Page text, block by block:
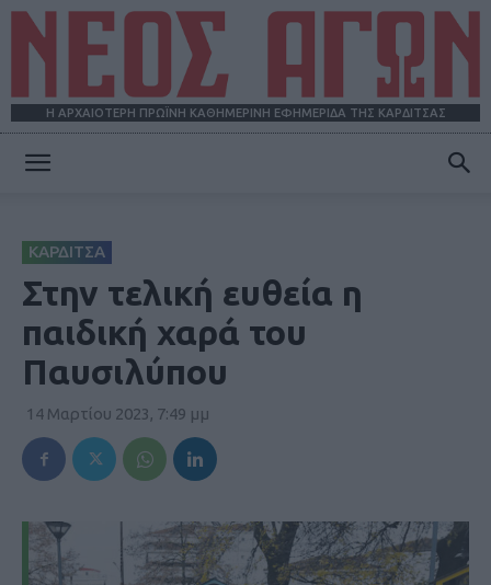
Η ΑΡΧΑΙΟΤΕΡΗ ΠΡΩΪΝΗ ΚΑΘΗΜΕΡΙΝΗ ΕΦΗΜΕΡΙΔΑ ΤΗΣ ΚΑΡΔΙΤΣΑΣ
ΚΑΡΔΙΤΣΑ
Στην τελική ευθεία η
παιδική χαρά του
Παυσιλύπου
14 Μαρτίου 2023, 7:49 μμ